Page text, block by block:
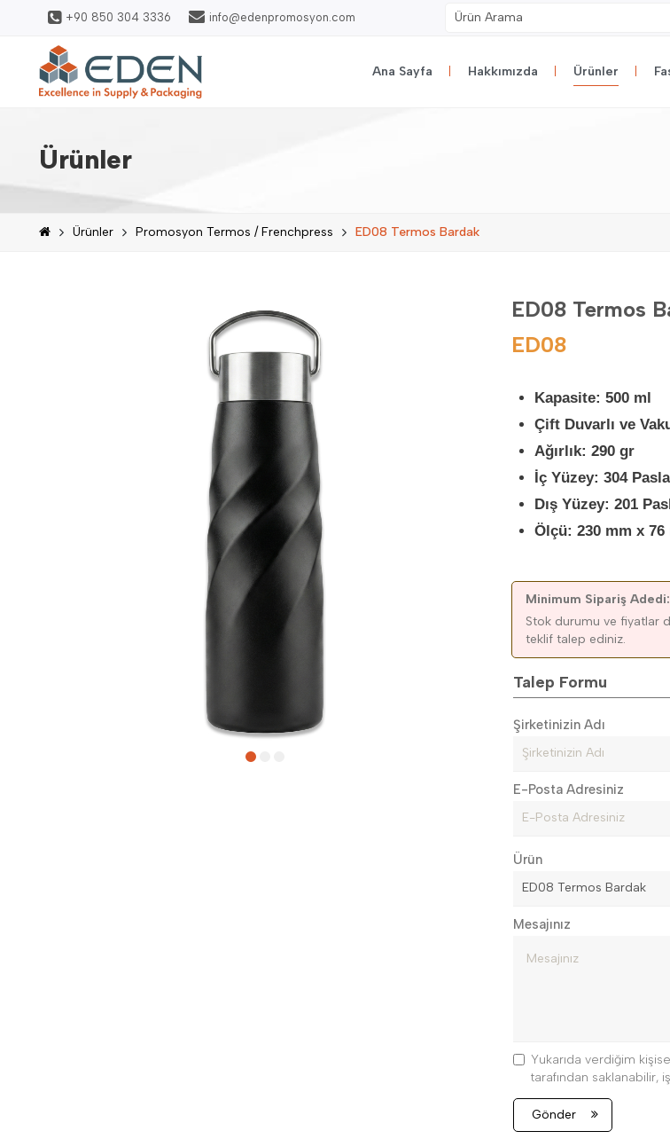
+90 850 304 3336 info@edenpromosyon.com
Ana Sayfa Hakkımızda Ürünler
Ürünler
Ürünler Promosyon Termos / Frenchpress ED08 Termos Bardak
ED08 Termos
ED08
Kapasite: 500 ml
Çift Duvarlı ve
Ağırlık: 290 gr
İç Yüzey: 304
Dış Yüzey: 201
Ölçü: 230 mm x 76
Minimum Sipariş
Stok durumu ve fiyatlar
teklif talep ediniz.
Talep Formu
Şirketinizin Adı
E-Posta Adresiniz
Ürün
Mesajınız
Yukarıda verdiğim
tarafından saklanabilir,
Gönder